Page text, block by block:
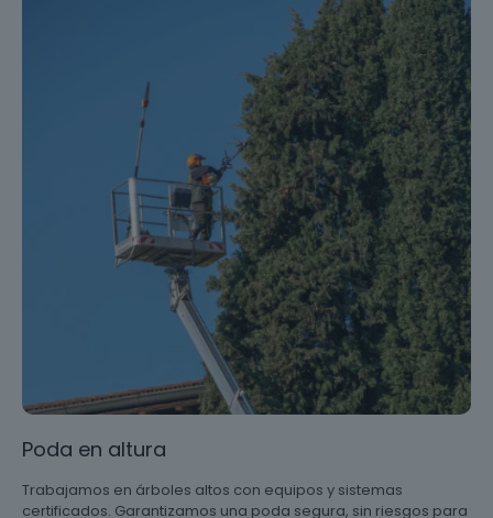
Poda en altura
Trabajamos en árboles altos con equipos y sistemas
certificados. Garantizamos una poda segura, sin riesgos para